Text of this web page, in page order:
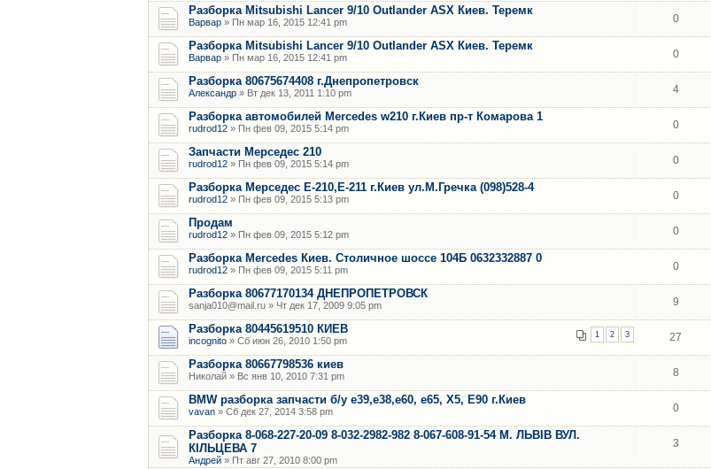
Разборка Mitsubishi Lancer 9/10 Outlander ASX Киев. Теремк
Варвар » Пн мар 16, 2015 12:41 pm 0
Разборка Mitsubishi Lancer 9/10 Outlander ASX Киев. Теремк
Варвар » Пн мар 16, 2015 12:41 pm 0
Разборка 80675674408 г.Днепропетровск
Александр » Вт дек 13, 2011 1:10 pm 4
Разборка автомобилей Mercedes w210 г.Киев пр-т Комарова 1
rudrod12 » Пн фев 09, 2015 5:14 pm 0
Запчасти Мерседес 210
rudrod12 » Пн фев 09, 2015 5:14 pm 0
Разборка Мерседес Е-210,Е-211 г.Киев ул.М.Гречка (098)528-4
rudrod12 » Пн фев 09, 2015 5:13 pm 0
Продам
rudrod12 » Пн фев 09, 2015 5:12 pm 0
Разборка Mercedes Киев. Столичное шоссе 104Б 0632332887 0
rudrod12 » Пн фев 09, 2015 5:11 pm 0
Разборка 80677170134 ДНЕПРОПЕТРОВСК
sanja010@mail.ru » Чт дек 17, 2009 9:05 pm 9
Разборка 80445619510 КИЕВ 1 2 3
incognito » Сб июн 26, 2010 1:50 pm 27
Разборка 80667798536 киев
Николай » Вс янв 10, 2010 7:31 pm 8
BMW разборка запчасти б/у е39,е38,е60, е65, Х5, Е90 г.Киев
vavan » Сб дек 27, 2014 3:58 pm 0
Разборка 8-068-227-20-09 8-032-2982-982 8-067-608-91-54 М. ЛЬВІВ ВУЛ.
КІЛЬЦЕВА 7
Андрей » Пт авг 27, 2010 8:00 pm
3